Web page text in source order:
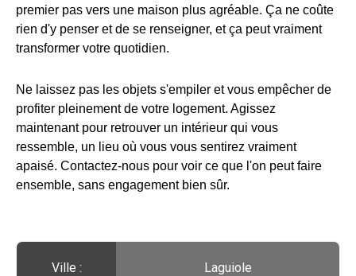
premier pas vers une maison plus agréable. Ça ne coûte
rien d'y penser et de se renseigner, et ça peut vraiment
transformer votre quotidien.
Ne laissez pas les objets s'empiler et vous empêcher de
profiter pleinement de votre logement. Agissez
maintenant pour retrouver un intérieur qui vous
ressemble, un lieu où vous vous sentirez vraiment
apaisé. Contactez-nous pour voir ce que l'on peut faire
ensemble, sans engagement bien sûr.
Ville :️ Laguiole